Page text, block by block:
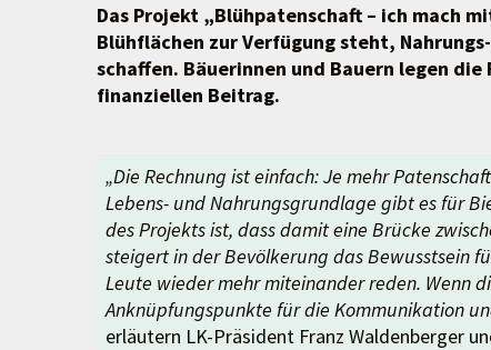
Das Projekt „Blühpatenschaft – ich mach
Blühflächen zur Verfügung steht,
schaffen. Bäuerinnen und Bauern legen
finanziellen Beitrag.
„Die Rechnung ist einfach: Je mehr
Lebens- und Nahrungsgrundlage gibt es für
des Projekts ist, dass damit eine Brücke
steigert in der Bevölkerung das Bewusstsein
Leute wieder mehr miteinander reden. Wenn
Anknüpfungspunkte für die Kommunikation
erläutern LK-Präsident Franz Waldenberger